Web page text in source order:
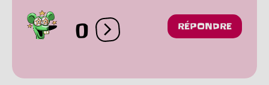
0 Ouvrir les réactions
RÉPONDRE